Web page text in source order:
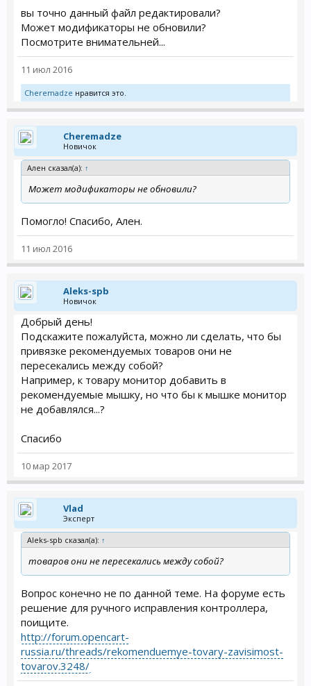
вы точно данный файл редактировали?
Может модификаторы не обновили?
Посмотрите внимательней...
11 июл 2016
Cheremadze нравится это.
Cheremadze
Новичок
Ален сказал(а): ↑
Может модификаторы не обновили?
Помогло! Спасибо, Ален.
11 июл 2016
Aleks-spb
Новичок
Добрый день!
Подскажите пожалуйста, можно ли сделать, что бы
привязке рекомендуемых товаров они не
пересекались между собой?
Например, к товару монитор добавить в
рекомендуемые мышку, но что бы к мышке монитор
не добавлялся...?
Спасибо
10 мар 2017
Vlad
Эксперт
Aleks-spb сказал(а): ↑
товаров они не пересекались между собой?
Вопрос конечно не по данной теме. На форуме есть
решение для ручного исправления контроллера,
поищите.
http://forum.opencart-
russia.ru/threads/rekomenduemye-tovary-zavisimost-
tovarov.3248/